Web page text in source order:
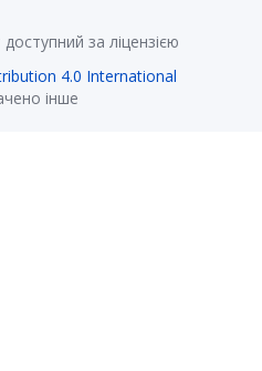
за ліцензією
4.0 International
інше